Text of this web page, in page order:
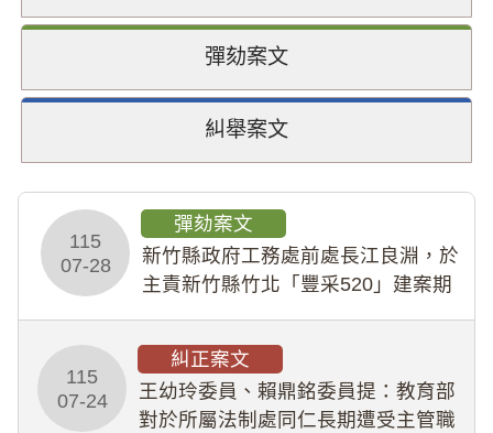
彈劾案文
糾舉案文
115
07-28
彈劾案文
新竹縣政府工務處前處長江良淵，於
主責新竹縣竹北「豐采520」建案期
幣1,483萬餘元，並長期收受建商餽
贈；復罔顧公共安全，圖利默許建商
於停工期間
115
07-24
糾正案文
王幼玲委員、賴鼎銘委員提：教育部
對於所屬法制處同仁長期遭受主管職